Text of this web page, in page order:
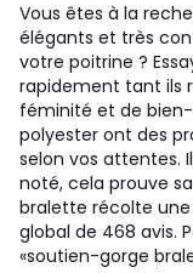
Vous êtes à la
élégants et très
votre poitrine ?
rapidement tant ils
féminité et de
polyester ont des
selon vos attentes.
noté, cela prouve
bralette récolte
global de 468 avis.
«soutien-gorge